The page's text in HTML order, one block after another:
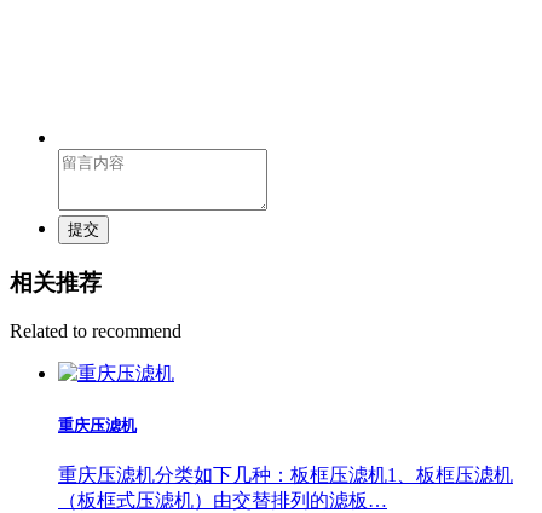
提交
相关推荐
Related to recommend
重庆压滤机
重庆压滤机分类如下几种：板框压滤机1、板框压滤机
（板框式压滤机）由交替排列的滤板…